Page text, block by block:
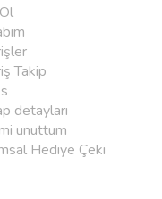
Takip
detayları
unuttum
Hediye Çeki